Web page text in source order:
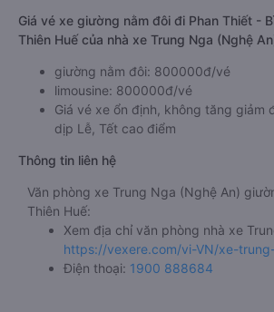
Giá vé xe giường nằm đôi đi Phan Thiết -
Thiên Huế của nhà xe Trung Nga (Nghệ
giường nằm đôi: 800000đ/vé
limousine: 800000đ/vé
Giá vé xe ổn định, không tăng giảm
dịp Lễ, Tết cao điểm
Thông tin liên hệ
Văn phòng xe Trung Nga (Nghệ An)
Thiên Huế:
Xem địa chỉ văn phòng nhà xe
https://vexere.com/vi-VN/xe-
Điện thoại: 1900 888684